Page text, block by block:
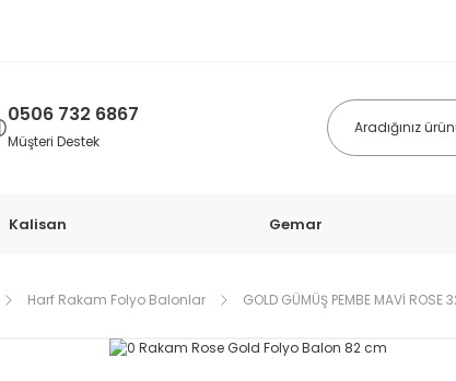
0506 732 6867
Müşteri Destek
Kalisan Gemar
Harf Rakam Folyo Balonlar GOLD GÜMÜŞ PEMBE MAVİ ROSE